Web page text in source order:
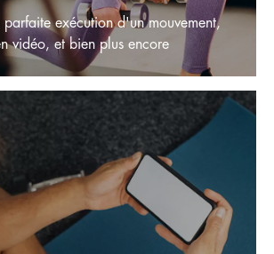
exécution d'un mouvement,
vidéo, et bien plus encore